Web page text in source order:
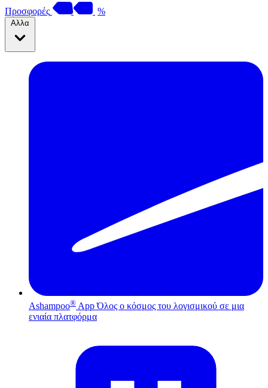
Προσφορές %
Αλλα
Ashampoo® App Όλος ο κόσμος του λογισμικού σε μια
ενιαία πλατφόρμα